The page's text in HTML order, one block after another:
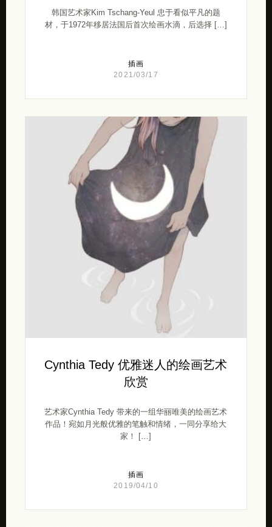
韩国艺术​​家Kim Tschang-Yeul 忠于看似平凡的题
材，于1972年移居法国后首次绘画水滴，后选择 […]
插画
2021/03/17
Cynthia Tedy 优雅迷人的绘画艺术
欣赏
艺术家Cynthia Tedy 带来的一组华丽唯美的绘画艺术
作品！宛如月光般优雅的笔触和情绪，一同分享给大
家！ […]
插画
2019/04/10